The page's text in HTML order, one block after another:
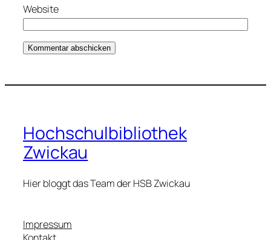
Website
Hochschulbibliothek
Zwickau
Hier bloggt das Team der HSB Zwickau
Impressum